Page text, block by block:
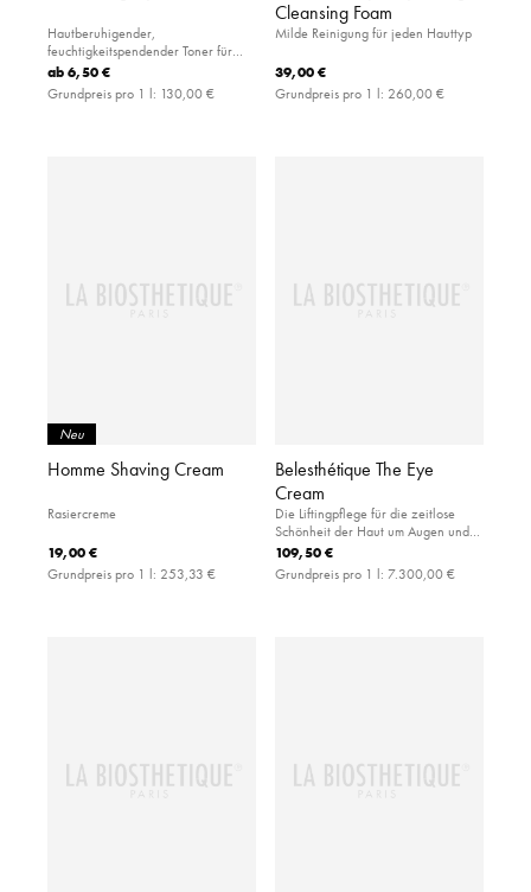
Hautberuhigender,
feuchtigkeitspendender Toner für
empfindliche Haut
ab6,50 €
Grundpreis pro 1 l: 130,00 €
Cleansing Foam
Milde Reinigung für jeden Hauttyp
39,00 €
Grundpreis pro 1 l: 260,00 €
Neu
Homme Shaving Cream
Rasiercreme
19,00 €
Grundpreis pro 1 l: 253,33 €
Belesthétique The Eye
Cream
Die Liftingpflege für die zeitlose
Schönheit der Haut um Augen und
Lippen.
109,50 €
Grundpreis pro 1 l: 7.300,00 €